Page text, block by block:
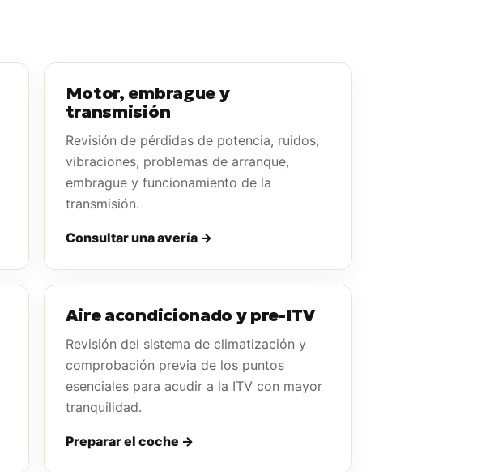
Motor, embrague y
transmisión
Revisión de pérdidas de potencia, ruidos,
vibraciones, problemas de arranque,
embrague y funcionamiento de la
transmisión.
Consultar una avería →
Aire acondicionado y pre-ITV
Revisión del sistema de climatización y
comprobación previa de los puntos
esenciales para acudir a la ITV con mayor
tranquilidad.
Preparar el coche →